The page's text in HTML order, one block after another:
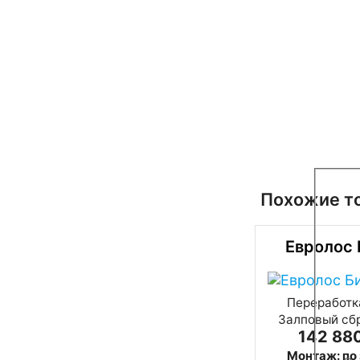
Похожие
Евролос
Залповый
142
Монтаж: по